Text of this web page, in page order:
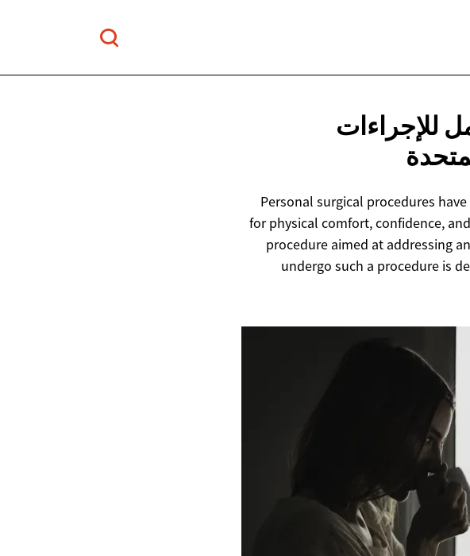
للإجراءات
Personal surgical procedures
for physical comfort, confidence,
procedure aimed at addressing
undergo such a procedure is